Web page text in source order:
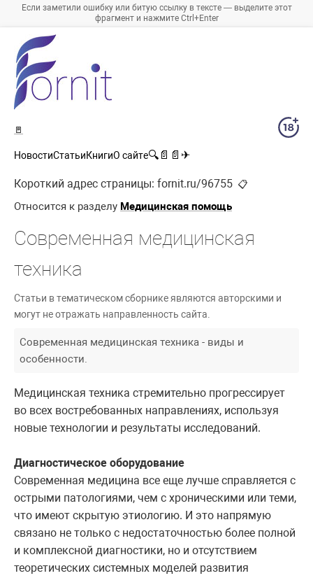
Если заметили ошибку или битую ссылку в тексте — выделите этот
фрагмент и нажмите Ctrl+Enter
🚪
НовостиСтатьиКнигиО сайте🔍 📄 📄 ✈
Короткий адрес страницы: fornit.ru/96755 📋
Относится к разделу Медицинская помощь
Современная медицинская
техника
Статьи в тематическом сборнике являются авторскими и
могут не отражать направленность сайта.
Современная медицинская техника - виды и
особенности.
Медицинская техника стремительно прогрессирует
во всех востребованных направлениях, используя
новые технологии и результаты исследований.
Диагностическое оборудование
Современная медицина все еще лучше справляется с
острыми патологиями, чем с хроническими или теми,
что имеют скрытую этиологию. И это напрямую
связано не только с недостаточностью более полной
и комплексной диагностики, но и отсутствием
теоретических системных моделей развития